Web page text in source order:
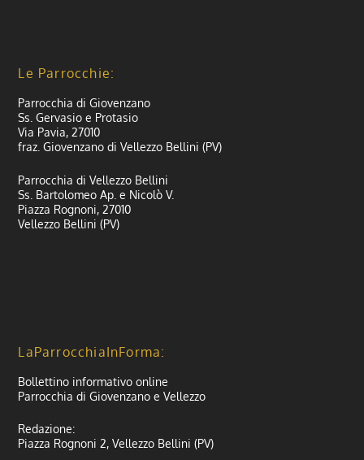
Le Parrocchie:
Parrocchia di Giovenzano
Ss. Gervasio e Protasio
Via Pavia, 27010
fraz. Giovenzano di Vellezzo Bellini (PV)
Parrocchia di Vellezzo Bellini
Ss. Bartolomeo Ap. e Nicolò V.
Piazza Rognoni, 27010
Vellezzo Bellini (PV)
LaParrocchiaInForma:
Bollettino informativo online
Parrocchia di Giovenzano e Vellezzo
Redazione:
Piazza Rognoni 2, Vellezzo Bellini (PV)